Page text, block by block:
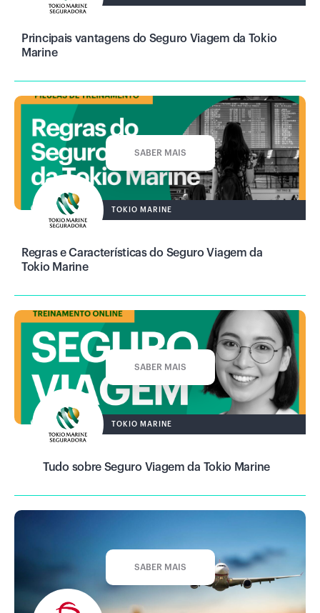
Principais vantagens do Seguro Viagem da Tokio
Marine
TOKIO MARINE
SABER MAIS
Regras e Características do Seguro Viagem da
Tokio Marine
TOKIO MARINE
SABER MAIS
Tudo sobre Seguro Viagem da Tokio Marine
SABER MAIS